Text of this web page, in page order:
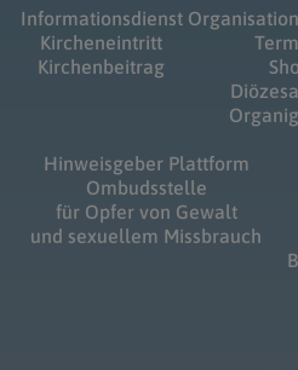
Informationsdienst
Kircheneintritt
Kirchenbeitrag
Hinweisgeber Plattform
Ombudsstelle
für Opfer von Gewalt
und sexuellem Missbrauch